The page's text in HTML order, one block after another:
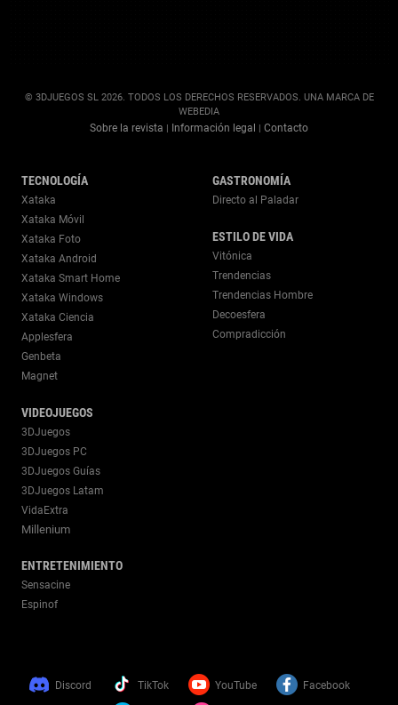
© 3DJUEGOS SL 2026. TODOS LOS DERECHOS RESERVADOS. UNA MARCA DE
WEBEDIA
Sobre la revista | Información legal | Contacto
TECNOLOGÍA
Xataka
Xataka Móvil
Xataka Foto
Xataka Android
Xataka Smart Home
Xataka Windows
Xataka Ciencia
Applesfera
Genbeta
Magnet
VIDEOJUEGOS
3DJuegos
3DJuegos PC
3DJuegos Guías
3DJuegos Latam
VidaExtra
Millenium
ENTRETENIMIENTO
Sensacine
Espinof
GASTRONOMÍA
Directo al Paladar
ESTILO DE VIDA
Vitónica
Trendencias
Trendencias Hombre
Decoesfera
Compradicción
Discord TikTok YouTube Facebook